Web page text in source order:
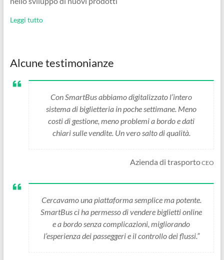
Leggi tutto
Alcune testimonianze
Con SmartBus abbiamo digitalizzato l’intero
sistema di biglietteria in poche settimane. Meno
costi di gestione, meno problemi a bordo e dati
chiari sulle vendite. Un vero salto di qualità.
Azienda di trasportoCEO
Cercavamo una piattaforma semplice ma potente.
SmartBus ci ha permesso di vendere biglietti online
e a bordo senza complicazioni, migliorando
l’esperienza dei passeggeri e il controllo dei flussi.”